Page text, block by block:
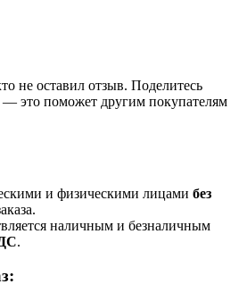
не оставил отзыв. Поделитесь
это поможет другим покупателям
и физическими лицами без
наличным и безналичным
.